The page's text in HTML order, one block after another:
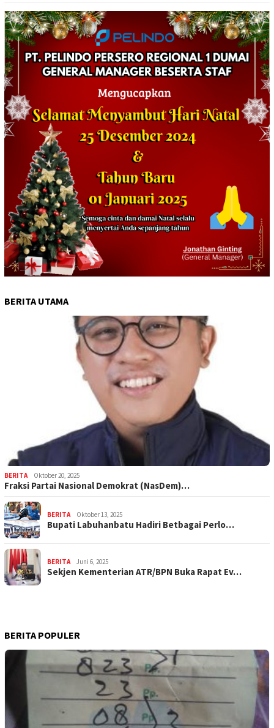
BERITA UTAMA
BERITA Oktober 20, 2025
Fraksi Partai Nasional Demokrat (NasDem)…
BERITA Oktober 13, 2025
Bupati Labuhanbatu Hadiri Betbagai Perlo…
BERITA Juni 6, 2025
Sekjen Kementerian ATR/BPN Buka Rapat Ev…
BERITA POPULER